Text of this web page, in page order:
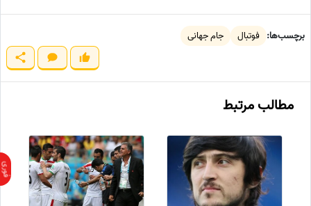
برچسب‌ها: فوتبال جام جهانی
مطالب مرتبط